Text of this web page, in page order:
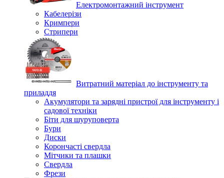
Електромонтажний інструмент
Кабелерізи
Кримпери
Стрипери
Витратний матеріал до інструменту та
приладдя
Акумулятори та зарядні пристрої для інструменту і
садової техніки
Біти для шуруповерта
Бури
Диски
Корончасті свердла
Мітчики та плашки
Свердла
Фрези